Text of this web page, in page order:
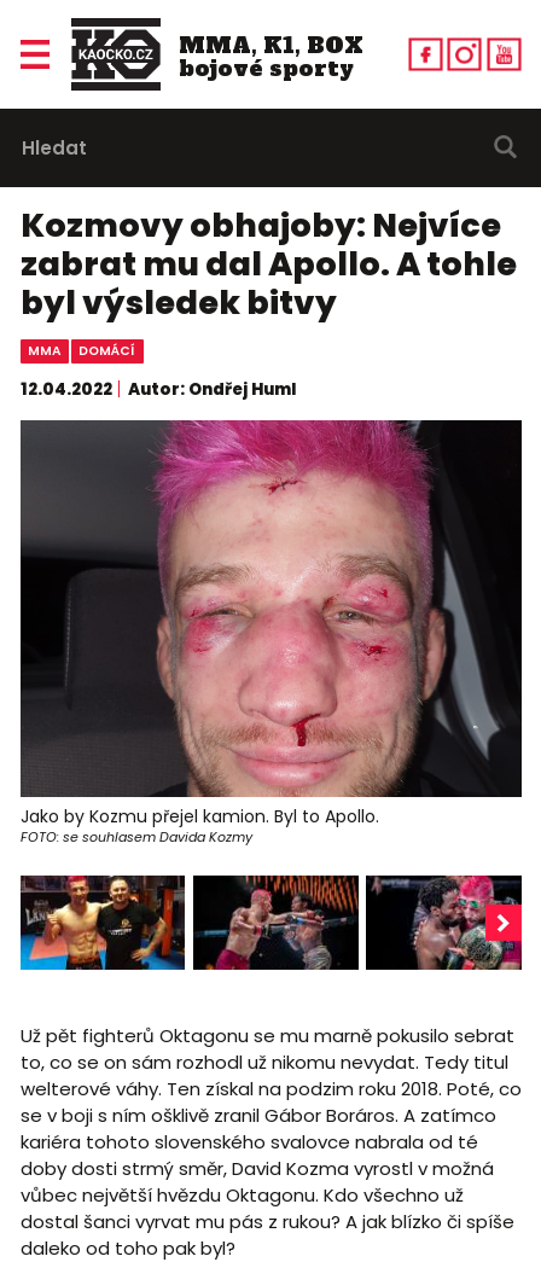
MMA, K1, BOX
bojové sporty
Kozmovy obhajoby: Nejvíce
zabrat mu dal Apollo. A tohle
byl výsledek bitvy
MMA DOMÁCÍ
12.04.2022 Autor: Ondřej Huml
Jako by Kozmu přejel kamion. Byl to Apollo.
FOTO: se souhlasem Davida Kozmy
Už pět fighterů Oktagonu se mu marně pokusilo sebrat
to, co se on sám rozhodl už nikomu nevydat. Tedy titul
welterové váhy. Ten získal na podzim roku 2018. Poté, co
se v boji s ním ošklivě zranil Gábor Boráros. A zatímco
kariéra tohoto slovenského svalovce nabrala od té
doby dosti strmý směr, David Kozma vyrostl v možná
vůbec největší hvězdu Oktagonu. Kdo všechno už
dostal šanci vyrvat mu pás z rukou? A jak blízko či spíše
daleko od toho pak byl?